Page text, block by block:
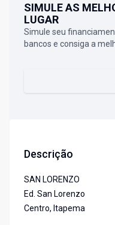
SIMULE AS
LUGAR
Simule seu
bancos e consiga a
Descrição
SAN LORENZO
Ed. San Lorenzo
Centro, Itapema